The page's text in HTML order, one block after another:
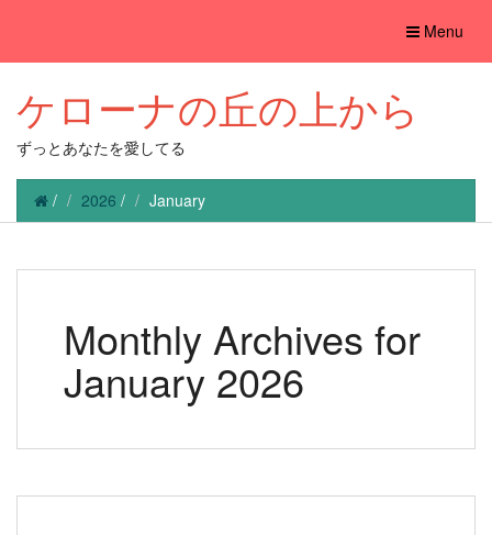
Toggle
Menu
ケローナの丘の上から
ずっとあなたを愛してる
/ 2026 / January
Monthly Archives for
January 2026